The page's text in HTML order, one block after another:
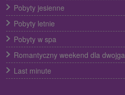
Pobyty jesienne
Pobyty letnie
Pobyty w spa
Romantyczny weekend dla dwojga
Last minute